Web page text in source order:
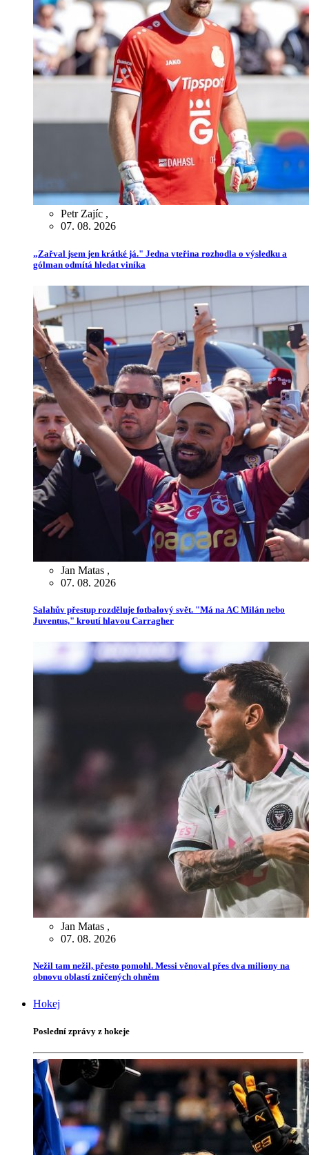
Petr Zajíc ,
07. 08. 2026
„Zařval jsem jen krátké já." Jedna vteřina rozhodla o výsledku a
gólman odmítá hledat viníka
Jan Matas ,
07. 08. 2026
Salahův přestup rozděluje fotbalový svět. "Má na AC Milán nebo
Juventus," kroutí hlavou Carragher
Jan Matas ,
07. 08. 2026
Nežil tam nežil, přesto pomohl. Messi věnoval přes dva miliony na
obnovu oblastí zničených ohněm
Hokej
Poslední zprávy z hokeje